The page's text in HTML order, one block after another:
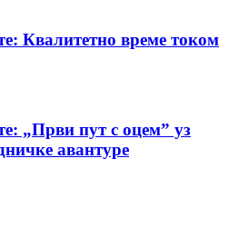
Квалитетно време током
„Први пут с оцемˮ уз
авантуре